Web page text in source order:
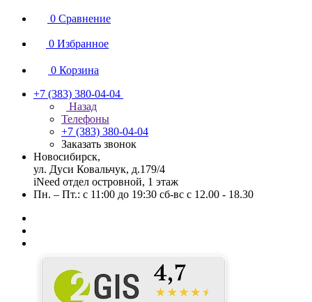
0 Сравнение
0 Избранное
0 Корзина
+7 (383) 380-04-04
Назад
Телефоны
+7 (383) 380-04-04
Заказать звонок
Новосибирск,
ул. Дуси Ковальчук, д.179/4
iNeed отдел островной, 1 этаж
Пн. – Пт.: с 11:00 до 19:30 сб-вс с 12.00 - 18.30